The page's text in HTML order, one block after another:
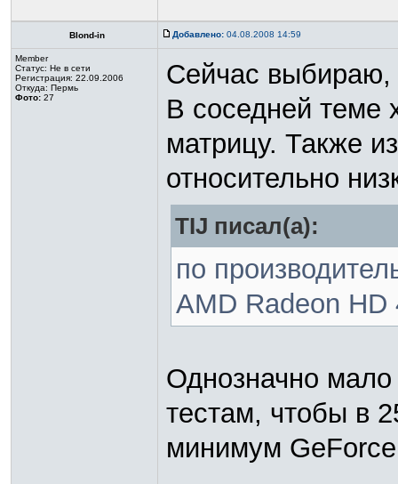
Blond-in Добавлено: 04.08.2008 14:59
Member
Статус: Не в сети
Регистрация: 22.09.2006
Откуда: Пермь
Фото: 27
Сейчас выбираю,
В соседней теме
матрицу. Также
относительно
TIJ писал(а):
по
AMD Radeon
Однозначно
тестам, чтобы в
минимум